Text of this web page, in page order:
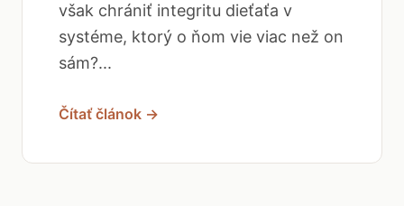
však chrániť integritu dieťaťa v
systéme, ktorý o ňom vie viac než on
sám?...
Čítať článok →